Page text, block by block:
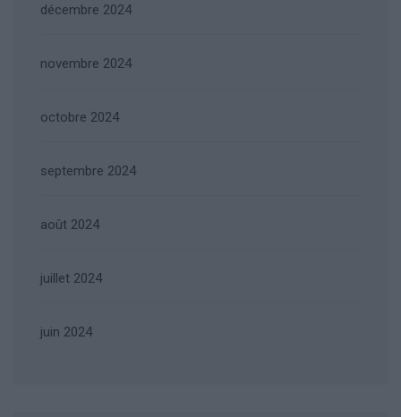
décembre 2024
novembre 2024
octobre 2024
septembre 2024
août 2024
juillet 2024
juin 2024